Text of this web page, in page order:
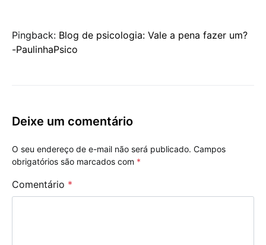
Pingback: Blog de psicologia: Vale a pena fazer um?
-PaulinhaPsico
Deixe um comentário
O seu endereço de e-mail não será publicado. Campos
obrigatórios são marcados com *
Comentário *